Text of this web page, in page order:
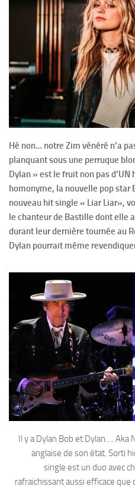
Hé non… notre Zim vénéré n’a
planquant sous une perruque
Dylan » est le fruit non pas d’UN
homonyme, la nouvelle pop star
nouveau hit single « Liar Liar»,
le chanteur de Bastille dont elle
durant leur dernière tournée au
Dylan pourrait même
Il y a Dylan Bob et Dylan….
anglaise de son état. Sorti
single est un duo avec
rafraichissant aussi efficace